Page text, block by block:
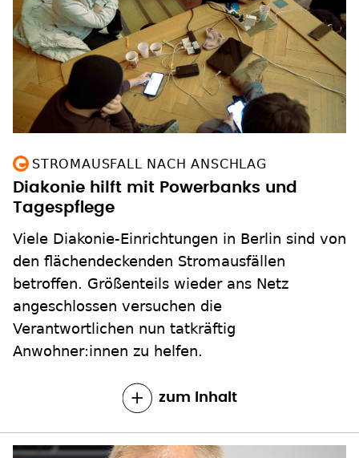
STROMAUSFALL NACH ANSCHLAG
Diakonie hilft mit Powerbanks und
Tagespflege
Viele Diakonie-Einrichtungen in Berlin sind von
den flächendeckenden Stromausfällen
betroffen. Größenteils wieder ans Netz
angeschlossen versuchen die
Verantwortlichen nun tatkräftig
Anwohner:innen zu helfen.
zum Inhalt